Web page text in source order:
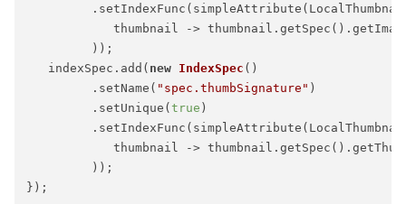
thumbnail ->
         ));
   indexSpec.add(
new IndexSpec ()
         .setName(
"spec.thumbSignature" )
         .setUnique(
true )
thumbnail ->
         ));